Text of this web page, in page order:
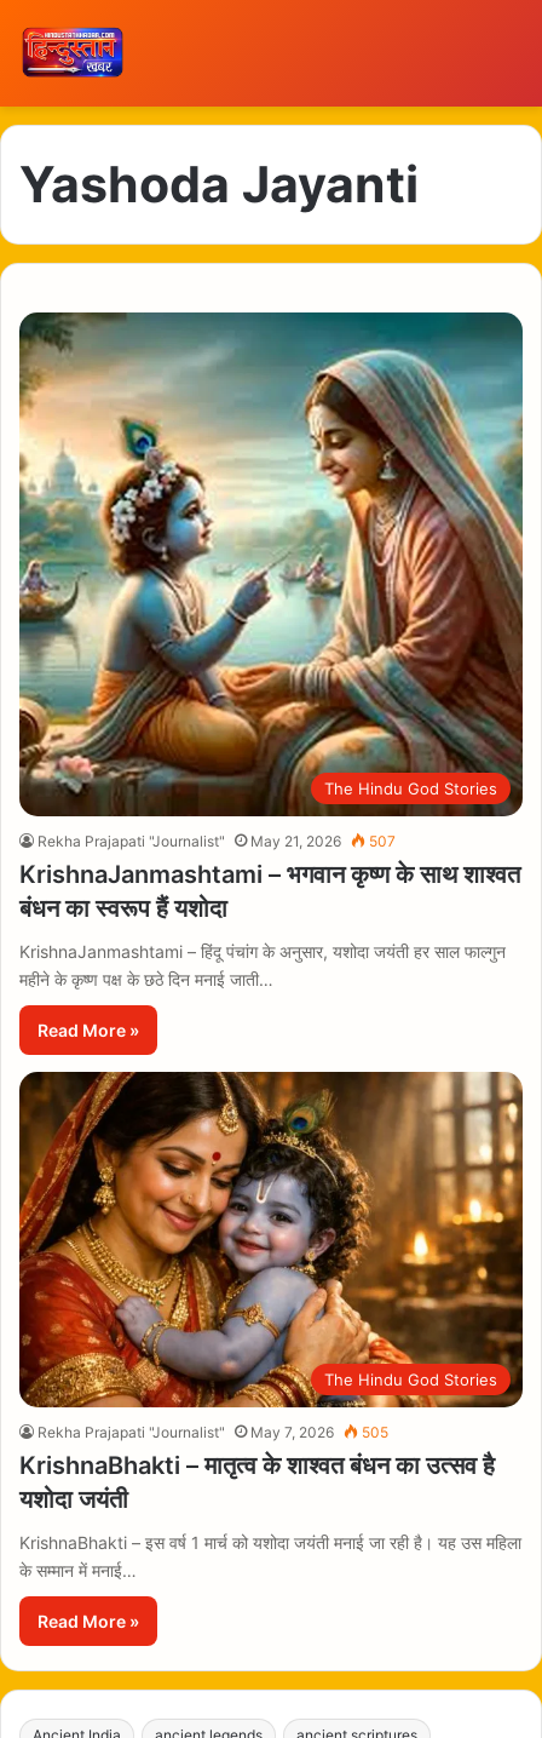
Yashoda Jayanti
The Hindu God Stories
Rekha Prajapati "Journalist" May 21, 2026 507
KrishnaJanmashtami – भगवान कृष्ण के साथ शाश्वत
बंधन का स्वरूप हैं यशोदा
KrishnaJanmashtami – हिंदू पंचांग के अनुसार, यशोदा जयंती हर साल फाल्गुन
महीने के कृष्ण पक्ष के छठे दिन मनाई जाती…
Read More »
The Hindu God Stories
Rekha Prajapati "Journalist" May 7, 2026 505
KrishnaBhakti – मातृत्व के शाश्वत बंधन का उत्सव है
यशोदा जयंती
KrishnaBhakti – इस वर्ष 1 मार्च को यशोदा जयंती मनाई जा रही है। यह उस महिला
के सम्मान में मनाई…
Read More »